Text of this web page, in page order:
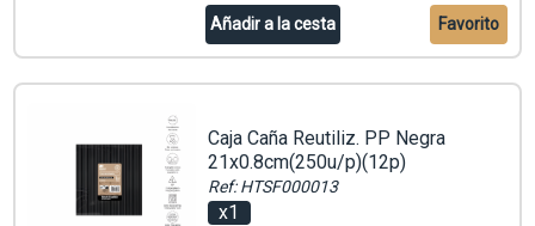
Añadir a la cesta Favorito
Caja Caña Reutiliz. PP Negra
21x0.8cm(250u/p)(12p)
Ref: HTSF000013
x1